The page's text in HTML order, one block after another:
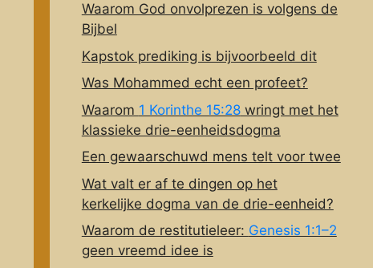
Waarom God onvolprezen is volgens de
Bijbel
Kapstok prediking is bijvoorbeeld dit
Was Mohammed echt een profeet?
Waarom 1 Korinthe 15:28wringt met het
klassieke drie-eenheidsdogma
Een gewaarschuwd mens telt voor twee
Wat valt er af te dingen op het
kerkelijke dogma van de drie-eenheid?
Waarom de restitutieleer: Genesis 1:1–2
geen vreemd idee is